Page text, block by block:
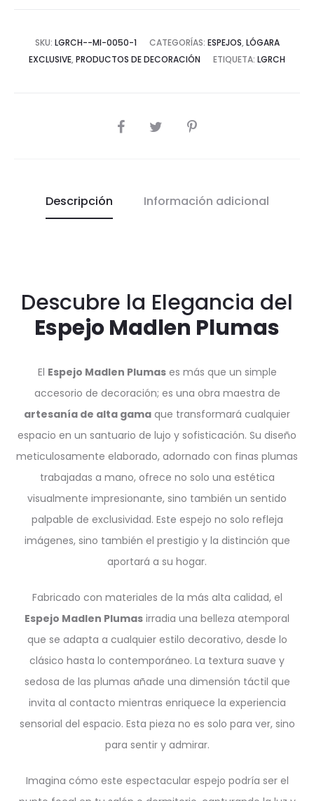
SKU: LGRCH--MI-0050-1 CATEGORÍAS: ESPEJOS, LÓGARA
EXCLUSIVE, PRODUCTOS DE DECORACIÓN ETIQUETA: LGRCH
COMPARTIR
Descripción Información adicional
Descubre la Elegancia del
Espejo Madlen Plumas
El Espejo Madlen Plumases más que un simple
accesorio de decoración; es una obra maestra de
artesanía de alta gama que transformará cualquier
espacio en un santuario de lujo y sofisticación. Su diseño
meticulosamente elaborado, adornado con finas plumas
trabajadas a mano, ofrece no solo una estética
visualmente impresionante, sino también un sentido
palpable de exclusividad. Este espejo no solo refleja
imágenes, sino también el prestigio y la distinción que
aportará a su hogar.
Fabricado con materiales de la más alta calidad, el
Espejo Madlen Plumas irradia una belleza atemporal
que se adapta a cualquier estilo decorativo, desde lo
clásico hasta lo contemporáneo. La textura suave y
sedosa de las plumas añade una dimensión táctil que
invita al contacto mientras enriquece la experiencia
sensorial del espacio. Esta pieza no es solo para ver, sino
para sentir y admirar.
Imagina cómo este espectacular espejo podría ser el